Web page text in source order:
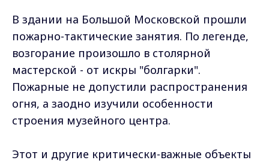
В здании на Большой Московской прошли
пожарно-тактические занятия. По легенде,
возгорание произошло в столярной
мастерской - от искры "болгарки".
Пожарные не допустили распространения
огня, а заодно изучили особенности
строения музейного центра.
Этот и другие критически-важные объекты